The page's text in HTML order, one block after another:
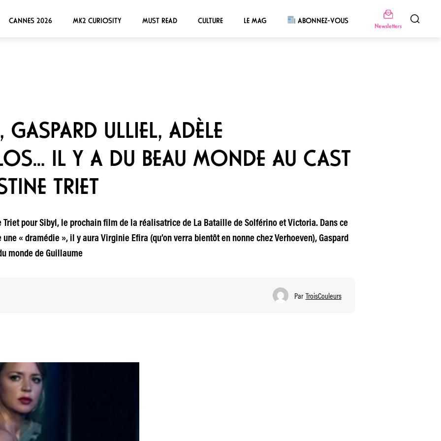
CANNES 2026 MK2 CURIOSITY MUST READ CULTURE LE MAG ABONNEZ-VOUS
Newsletters
ULLIEL, ADÈLE
IL Y A DU BEAU MONDE AU CAST
TRIET
pour Sibyl, le prochain film de la réalisatrice de La Bataille de Solférino et Victoria. Dans ce
« dramédie », il y aura Virginie Efira (qu’on verra bientôt en nonne chez Verhoeven), Gaspard
monde de Guillaume
Par TroisCouleurs